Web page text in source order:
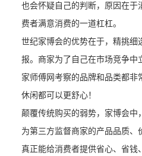
也会怀疑自己的判断，原因在
费者满意消费的一道杠杠。
世纪家博会的优势在于，精挑
报。商家为了自己在市场竞争
家师傅网考察的品牌和品类都
休闲都可以更舒心！
颠覆传统购买的弱势，家博会
为第三方监督商家的产品品质、
真正能给消费者提供省心、省钱